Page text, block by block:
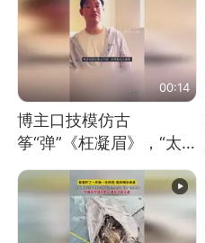
00:14
博主口技模仿古
筝“弹”《枉凝眉》，“太
吗？”“或将成为首位考级
不带古筝的选手。”（来
源：新华每日电讯）